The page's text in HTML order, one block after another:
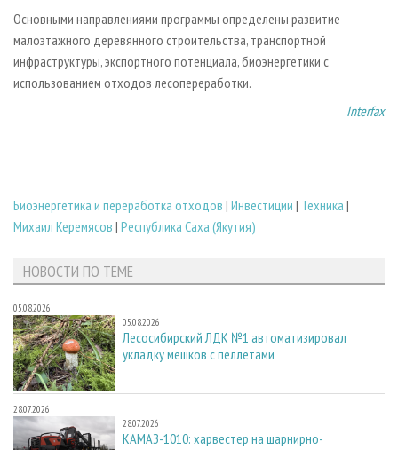
Основными направлениями программы определены развитие
малоэтажного деревянного строительства, транспортной
инфраструктуры, экспортного потенциала, биоэнергетики с
использованием отходов лесопереработки.
Interfax
Биoэнергетика и переработка отходов | Инвестиции | Техника |
Михаил Керемясов | Республика Саха (Якутия)
НОВОСТИ ПО ТЕМЕ
05.08.2026
05.08.2026
Лесосибирский ЛДК №1 автоматизировал
укладку мешков с пеллетами
28.07.2026
28.07.2026
КАМАЗ-1010: харвестер на шарнирно-